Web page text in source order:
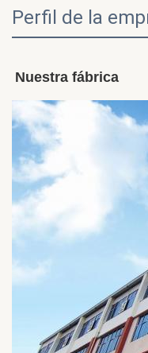
Perfil de la
Nuestra fábrica